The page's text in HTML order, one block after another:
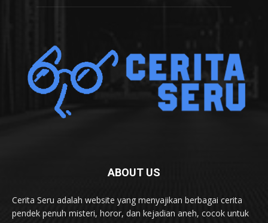
ABOUT US
Cerita Seru adalah website yang menyajikan berbagai cerita
pendek penuh misteri, horor, dan kejadian aneh, cocok untuk